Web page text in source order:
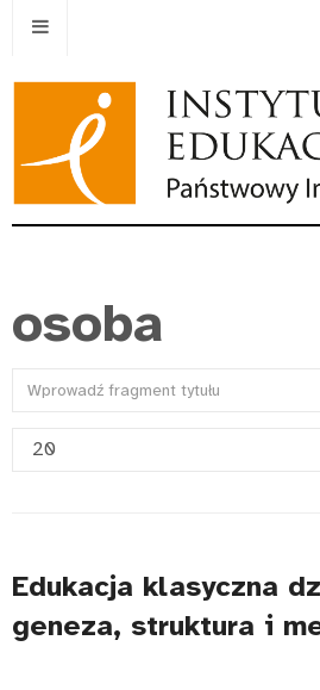
osoba
Wprowadź
tytułu
Pokaż
Edukacja klasyczna
geneza, struktura i